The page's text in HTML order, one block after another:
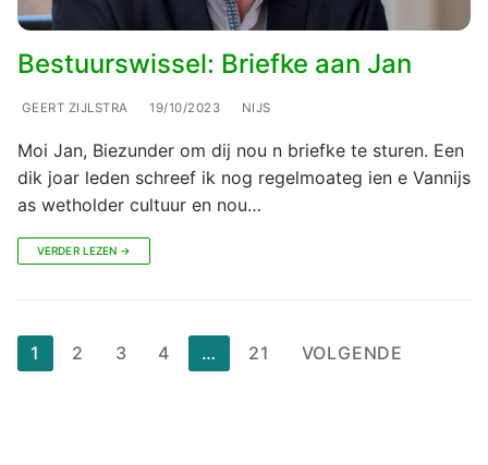
Bestuurswissel: Briefke aan Jan
GEERT ZIJLSTRA 19/10/2023 NIJS
Moi Jan, Biezunder om dij nou n briefke te sturen. Een
dik joar leden schreef ik nog regelmoateg ien e Vannijs
as wetholder cultuur en nou…
VERDER LEZEN →
Berichten
paginering
1 2 3 4 … 21 VOLGENDE